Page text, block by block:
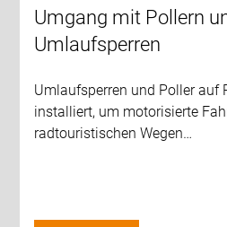
Umgang mit Pollern
Umlaufsperren
Umlaufsperren und Poller auf
installiert, um motorisierte
radtouristischen Wegen…